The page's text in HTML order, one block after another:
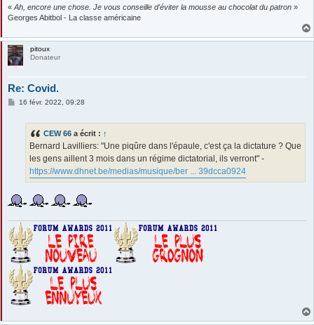
«Ah, encore une chose. Je vous conseille d'éviter la mousse au chocolat du patron »
Georges Abitbol - La classe américaine
pitoux
Donateur
Re: Covid.
M16 févr. 2022, 09:28
CEW 66 a écrit : ↑
Bernard Lavilliers: "Une piqûre dans l'épaule, c'est ça la dictature ? Que
les gens aillent 3 mois dans un régime dictatorial, ils verront" -
https://www.dhnet.be/medias/musique/ber ... 39dcca0924